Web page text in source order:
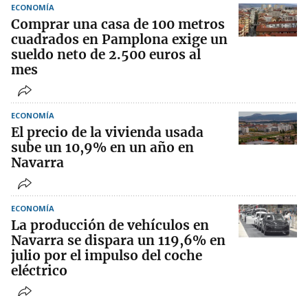
ECONOMÍA
Comprar una casa de 100 metros
cuadrados en Pamplona exige un
sueldo neto de 2.500 euros al
mes
ECONOMÍA
El precio de la vivienda usada
sube un 10,9% en un año en
Navarra
ECONOMÍA
La producción de vehículos en
Navarra se dispara un 119,6% en
julio por el impulso del coche
eléctrico